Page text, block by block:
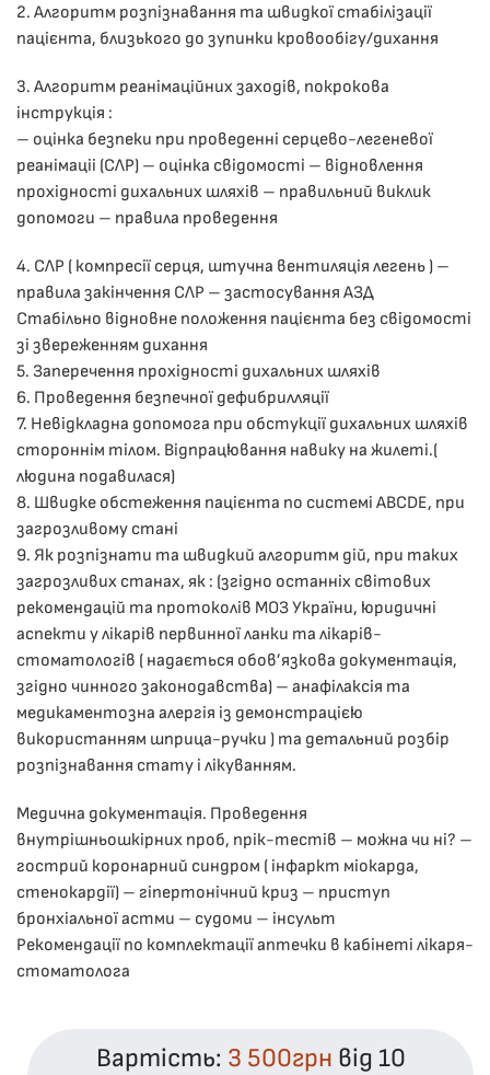
2. ​Алгоритм розпізнавання та швидкої стабілізації
пацієнта, близького до зупинки кровообігу/дихання
3. Алгоритм реанімаційних заходів, покрокова
інструкція :
– оцінка безпеки при проведенні серцево-легеневої
реанімаціі (СЛР) – оцінка свідомості – відновлення
прохідності дихальних шляхів – правильний виклик
допомоги – правила проведення
4. СЛР ( компресії серця, штучна вентиляція легень ) –
правила закінчення СЛР – застосування АЗД
Стабільно відновне положення пацієнта без свідомості
зі звереженням дихання
5. Заперечення прохідності дихальних шляхів
6.​ Проведення безпечної дефибрилляції
7. Невідкладна допомога при обстукції дихальних шляхів
стороннім тілом. Відпрацювання навику на жилеті.(
людина подавилася)
8. ​Швидке обстеження пацієнта по системі ABCDE, при
загрозливому стані
9.​ Як розпізнати та швидкий алгоритм дій, при таких
загрозливих станах, як : (згідно останніх світових
рекомендацій та протоколів МОЗ України, юридичні
аспекти у лікарів первинної ланки та лікарів-
стоматологів ( надається обов’язкова документація,
згідно чинного законодавства) – анафілаксія та
медикаментозна алергія із демонстрацією
використанням шприца-ручки ) та детальний розбір
розпізнавання стату і лікуванням.
Медична документація. Проведення
внутрішньошкірних проб, прік-тестів – можна чи ні? –
гострий коронарний синдром ( інфаркт міокарда,
стенокардії) – гіпертонічний криз – приступ
бронхіальної астми – судоми – інсульт
Рекомендації по комплектації аптечки в кабінеті лікаря-
стоматолога
Вартість: 3 500грн від 10